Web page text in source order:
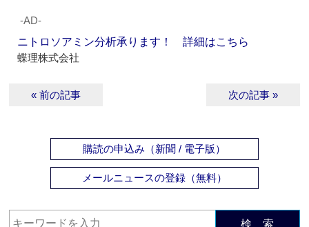
‐AD‐
ニトロソアミン分析承ります！ 詳細はこちら
蝶理株式会社
« 前の記事 次の記事 »
購読の申込み（新聞 / 電子版）
メールニュースの登録（無料）
検 索